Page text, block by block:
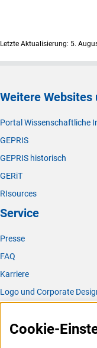
Letzte Aktualisierung: 5.
Weitere
Portal Wissenschaftliche
GEPRIS
GEPRIS historisch
GERiT
RIsources
Service
Presse
FAQ
Karriere
Logo und Corporate
Compliance
Cookie-